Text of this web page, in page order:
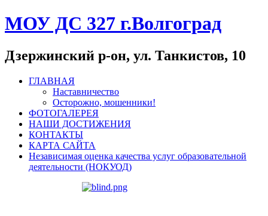
МОУ ДС 327 г.Волгоград
Дзержинский р-он, ул. Танкистов, 10
ГЛАВНАЯ
Наставничество
Осторожно, мошенники!
ФОТОГАЛЕРЕЯ
НАШИ ДОСТИЖЕНИЯ
КОНТАКТЫ
КАРТА САЙТА
Независимая оценка качества услуг образовательной
деятельности (НОКУОД)